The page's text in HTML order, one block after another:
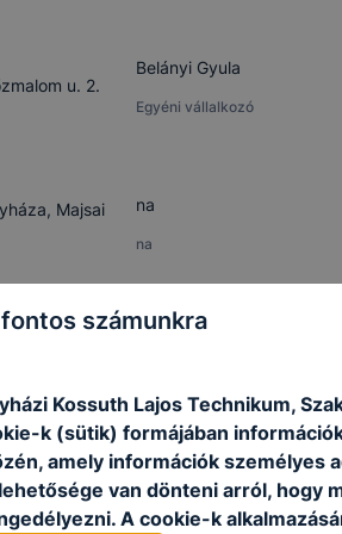
u. 2.
Belányi Gyula
Egyéni vállalkozó
Majsai
na
na
utca
Bodnár Antal
Egyéni vállalkozó
számunkra
Kossuth Lajos Technikum,
k (sütik) formájában
amely információk személyes
van dönteni arról, hogy
A cookie-k